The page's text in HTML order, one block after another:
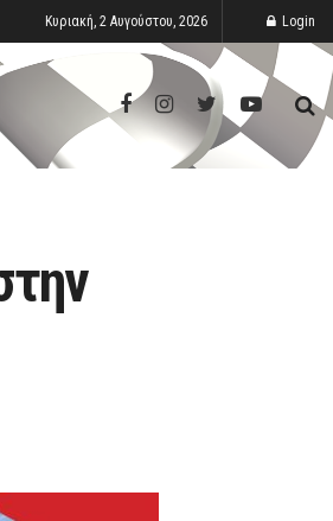
Κυριακή, 2 Αυγούστου, 2026 Login